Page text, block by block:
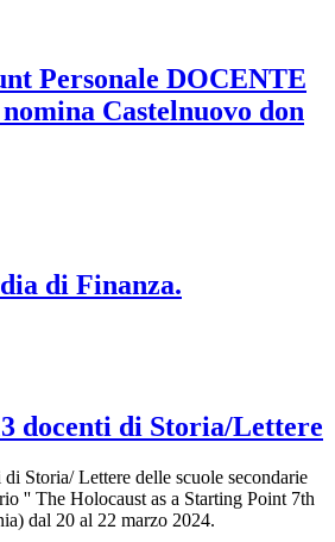
Personale DOCENTE
Castelnuovo don
di Finanza.
docenti di Storia/Lettere
Storia/ Lettere delle scuole secondarie
'' The Holocaust as a Starting Point 7th
dal 20 al 22 marzo 2024.